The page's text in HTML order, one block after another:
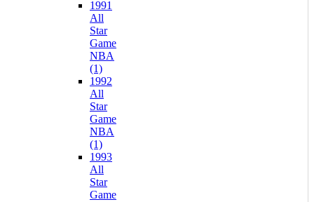
1991
All
Star
Game
NBA
(1)
1992
All
Star
Game
NBA
(1)
1993
All
Star
Game